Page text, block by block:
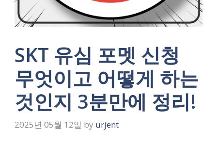
SKT 유심 포멧 신청
무엇이고 어떻게 하는
것인지 3분만에 정리!
2025년 05월 12일 by urjent